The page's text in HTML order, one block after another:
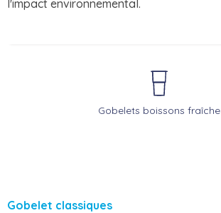
l'impact environnemental.
Gobelets boissons fraîche
Gobelet classiques